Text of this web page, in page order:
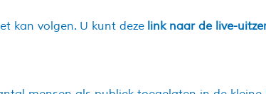
kan volgen. U kunt deze link naar de live-